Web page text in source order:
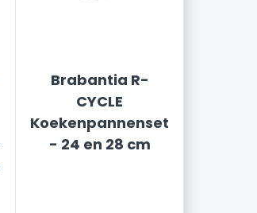
Brabantia R-
CYCLE
Koekenpannenset
- 24 en 28 cm